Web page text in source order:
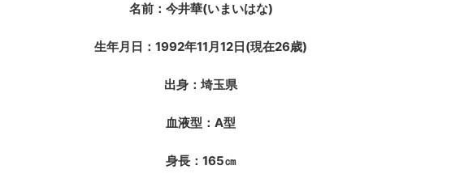
名前：今井華(いまいはな)
生年月日：1992年11月12日(現在26歳)
出身：埼玉県
血液型：A型
身長：165㎝